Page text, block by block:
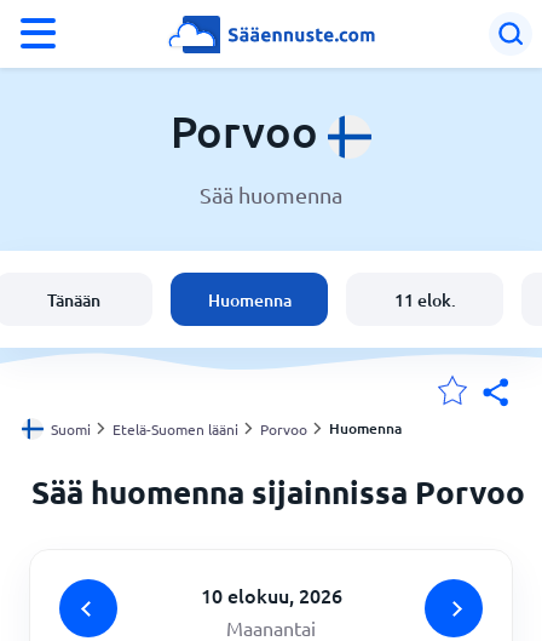
Sijaintini
Koti
Porvoo
Sää huomenna
Tänään Huomenna 11 elok.
Suomi Etelä-Suomen lääni Porvoo Huomenna
Sää huomenna sijainnissa Porvoo
10 elokuu, 2026
Maanantai